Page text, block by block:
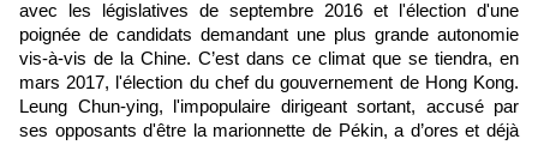
avec les législatives de septembre 2016 et l'élection d'une
poignée de candidats demandant une plus grande autonomie
vis-à-vis de la Chine. C’est dans ce climat que se tiendra, en
mars 2017, l'élection du chef du gouvernement de Hong Kong.
Leung Chun-ying, l'impopulaire dirigeant sortant, accusé par
ses opposants d'être la marionnette de Pékin, a d’ores et déjà